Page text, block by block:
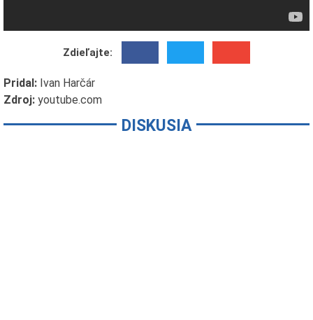
Zdieľajte:
Pridal: Ivan Harčár
Zdroj: youtube.com
DISKUSIA